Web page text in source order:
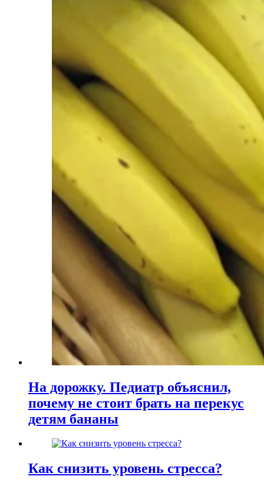
На дорожку. Педиатр объяснил,
почему не стоит брать на перекус
детям бананы
Как снизить уровень стресса?